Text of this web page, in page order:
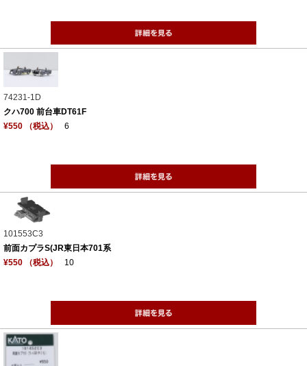
74231-1D
クハ700 前台車DT61F
¥550 （税込）
6
101553C3
前面カプラS(JR東日本701系
¥550 （税込）
10